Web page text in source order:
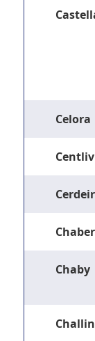
Celora
Chaby